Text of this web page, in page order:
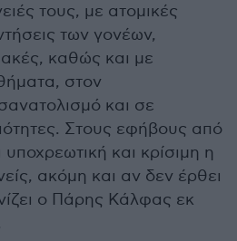
τους, με ατομικές
των γονέων,
καθώς και με
στον
και σε
Στους εφήβους από
υποχρεωτική και κρίσιμη η
ακόμη και αν δεν έρθει
ο Πάρης Κάλφας εκ